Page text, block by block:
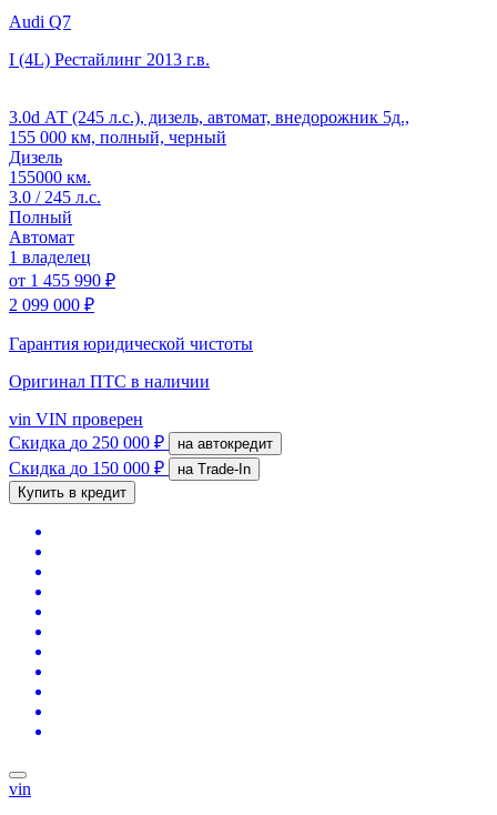
Audi Q7
I (4L) Рестайлинг 2013 г.в.
3.0d АТ (245 л.с.), дизель, автомат, внедорожник 5д.,
155 000 км, полный, черный
Дизель
155000 км.
3.0 / 245 л.с.
Полный
Автомат
1 владелец
от 1 455 990 ₽
2 099 000 ₽
Гарантия юридической чистоты
Оригинал ПТС в наличии
vin VIN проверен
Скидка до 250 000 ₽ на автокредит
Скидка до 150 000 ₽
на Trade-In
Купить в кредит
vin